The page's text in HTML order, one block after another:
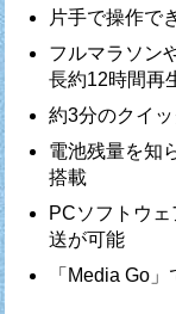
片手で操作で
フルマラソン
長約12時間再
約3分のクイ
電池残量を知
搭載
PCソフトウ
送が可能
「Media Go